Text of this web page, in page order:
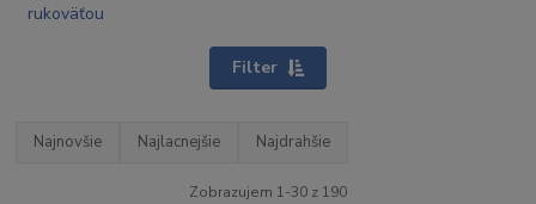
Filter
Najnovšie Najlacnejšie Najdrahšie
Zobrazujem 1-30 z 190